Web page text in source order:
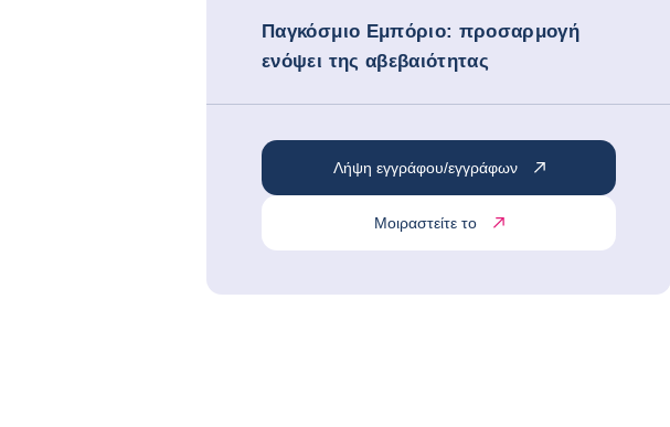
Παγκόσμιο Εμπόριο: προσαρμογή
ενόψει της αβεβαιότητας
Λήψη εγγράφου/εγγράφων
Μοιραστείτε το